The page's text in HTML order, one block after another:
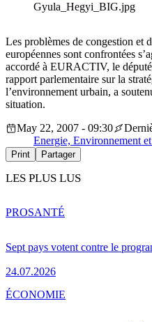
Gyula_Hegyi_BIG.jpg
Les problèmes de congestion et
européennes sont confrontées
accordé à EURACTIV, le
rapport parlementaire sur la
l’environnement urbain, a
situation.
May 22, 2007 - 09:30
Energie, Environnement
Print Partager
LES PLUS LUS
Sept pays votent contre le
24.07.2026
PROSANTÉ
ÉCONOMIE